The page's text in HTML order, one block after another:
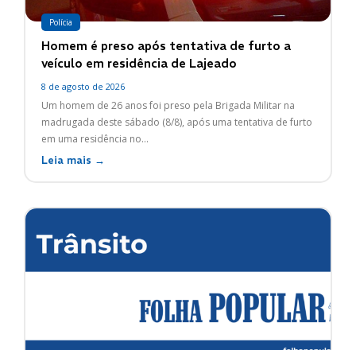
Polícia
Homem é preso após tentativa de furto a
veículo em residência de Lajeado
8 de agosto de 2026
Um homem de 26 anos foi preso pela Brigada Militar na
madrugada deste sábado (8/8), após uma tentativa de furto
em uma residência no...
Leia mais →